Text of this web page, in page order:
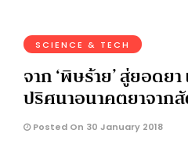
SCIENCE & TECH
จาก ‘พิษร้าย’ สู่ยอดย
ปริศนาอนาคตยาจาก
Posted On 30 January 2018